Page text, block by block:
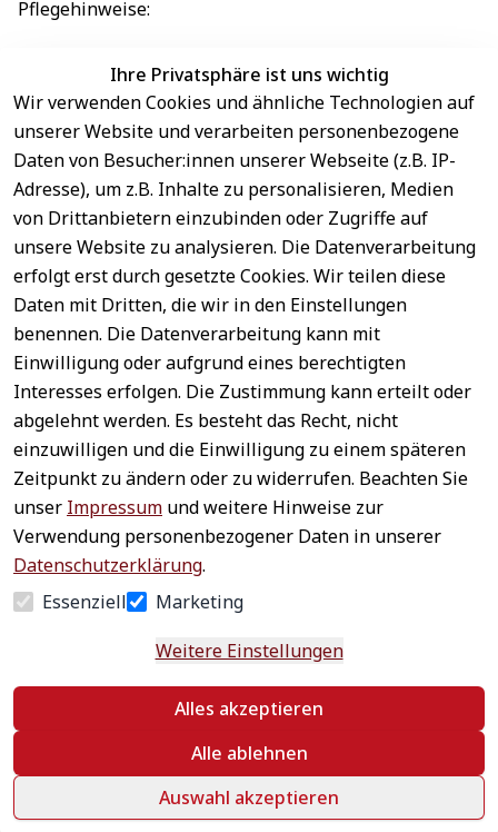
Pflegehinweise:
EU-Verantwortliche Person - klicken Sie für Details
Ihre Privatsphäre ist uns wichtig
Wir verwenden Cookies und ähnliche Technologien auf
unserer Website und verarbeiten personenbezogene
Daten von Besucher:innen unserer Webseite (z.B. IP-
Adresse), um z.B. Inhalte zu personalisieren, Medien
von Drittanbietern einzubinden oder Zugriffe auf
unsere Website zu analysieren. Die Datenverarbeitung
erfolgt erst durch gesetzte Cookies. Wir teilen diese
Daten mit Dritten, die wir in den Einstellungen
benennen. Die Datenverarbeitung kann mit
Einwilligung oder aufgrund eines berechtigten
Interesses erfolgen. Die Zustimmung kann erteilt oder
abgelehnt werden. Es besteht das Recht, nicht
einzuwilligen und die Einwilligung zu einem späteren
Zeitpunkt zu ändern oder zu widerrufen. Beachten Sie
unser Impressum und weitere Hinweise zur
Verwendung personenbezogener Daten in unserer
Datenschutzerklärung.
Essenziell
Marketing
Weitere Einstellungen
Alles akzeptieren
Alle ablehnen
Auswahl akzeptieren
Rechtliches
AGB
Impressum
Datenschutz
Widerrufsrecht
Widerrufsform
ular
Service
Kontakt
Registrieren
Zahlung &
Versand
Newsletter
abonnieren
Häufige
Fragen
Sichere
Zahlungsar
ten
Schneller
Versand
Vertrag
textildepot24 2026